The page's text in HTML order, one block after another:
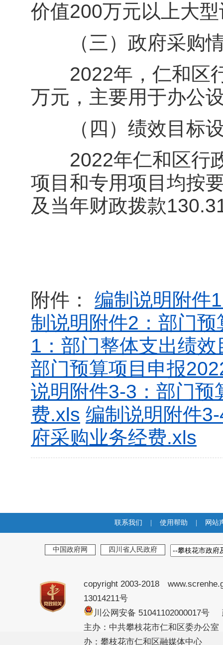
价值200万元以上大
（三）政府采购
2022年，仁和区行
万元，主要用于办公
（四）绩效目标设
2022年仁和区行政
项目和专用项目均按
及当年财政拨款
附件： 编制说明附件
制说明附件2：部门
1：部门整体支出绩
部门预算项目申报
说明附件3-3：部门预
费.xls 编制说明附件
府采购业务经费.xls
联系我们 使用帮助 网站
中国政府网 四川省人民政府
copyright 2003-2018
13014211号
川公网安备 51041102000017
主办：中共攀枝花市仁和区委办公
办：攀枝花市仁和区融媒体中心